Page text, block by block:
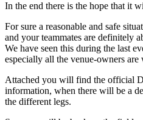
In the end there is the hope that it
For sure a reasonable and safe
and your teammates are definitely
We have seen this during the last
especially all the venue-owners
Attached you will find the official
information, when there will be a
the different legs.